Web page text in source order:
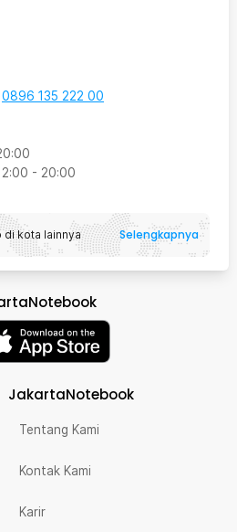
0896 135 222 00
- 20:00
di kota lainnya Selengkapnya
JakartaNotebook
Tentang Kami
Kontak Kami
Karir